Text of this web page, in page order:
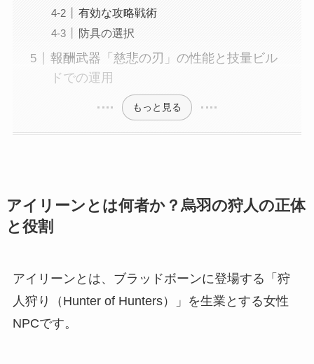
有効な攻略戦術
防具の選択
報酬武器「慈悲の刃」の性能と技量ビル
ドでの運用
もっと見る
アイリーンとは何者か？烏羽の狩人の正体
と役割
アイリーンとは、ブラッドボーンに登場する「狩
人狩り（Hunter of Hunters）」を生業とする女性
NPCです。